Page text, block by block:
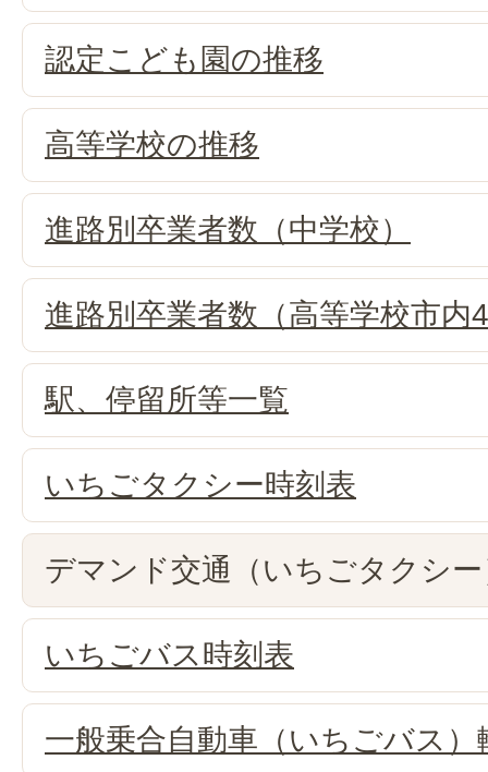
認定こども園の推移
高等学校の推移
進路別卒業者数（中学校）
進路別卒業者数（高等学校市内
駅、停留所等一覧
いちごタクシー時刻表
デマンド交通（いちごタクシ
いちごバス時刻表
一般乗合自動車（いちごバス）